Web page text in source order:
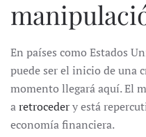
En países como Estados
puede ser el inicio de una
momento llegará aquí. El
aretrocedery está
economía financiera.